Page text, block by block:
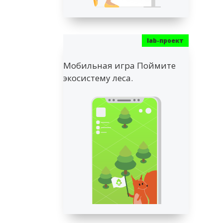
Мобильная игра Поймите
экосистему леса.